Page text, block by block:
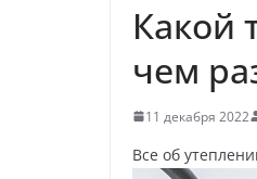
Какой
чем
11 декабря 2022
Все об